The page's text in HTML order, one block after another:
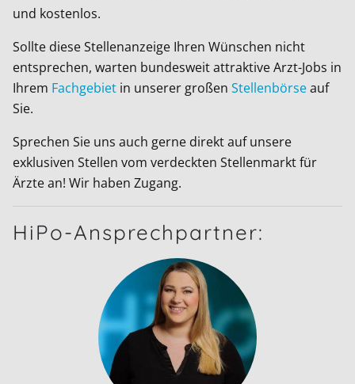
und kostenlos.
Sollte diese Stellenanzeige Ihren Wünschen nicht
entsprechen, warten bundesweit attraktive Arzt-Jobs in
Ihrem Fachgebiet in unserer großen Stellenbörseauf
Sie.
Sprechen Sie uns auch gerne direkt auf unsere
exklusiven Stellen vom verdeckten Stellenmarkt für
Ärzte an! Wir haben Zugang.
HiPo-Ansprechpartner: